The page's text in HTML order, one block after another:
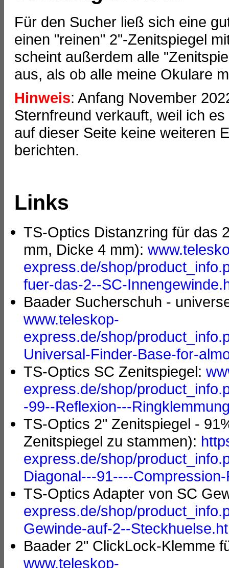
Für den Sucher ließ sich eine
einen "reinen" 2"-Zenitspiegel
scheint außerdem alle
aus, als ob alle meine Okulare
Hinweis: Anfang November
Sternfreund verkauft, weil ich
auf dieser Seite keine weiteren
berichten.
Links
TS-Optics Distanzring für das
mm, Dicke 4 mm):
express.de/shop/
fuer-das-2--SC-
Baader Sucherschuh -
www.teleskop-
express.de/shop/
Universal-Finder-Base-for-
TS-Optics SC Zenitspiegel:
express.de/shop/
-99--Reflexion---
TS-Optics 2" Zenitspiegel -
Zenitspiegel zu stammen):
express.de/shop/
Diagonal---91----
TS-Optics Adapter von SC
express.de/shop/
Gewinde-auf-2--
Baader 2" ClickLock-Klemme
www.teleskop-